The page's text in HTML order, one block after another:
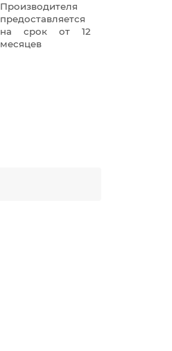
Производителя
предоставляется
на срок от 12
месяцев